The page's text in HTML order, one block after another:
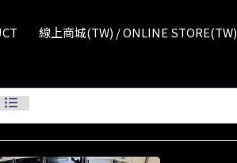
線上商城(TW) / ONLINE STORE(TW)